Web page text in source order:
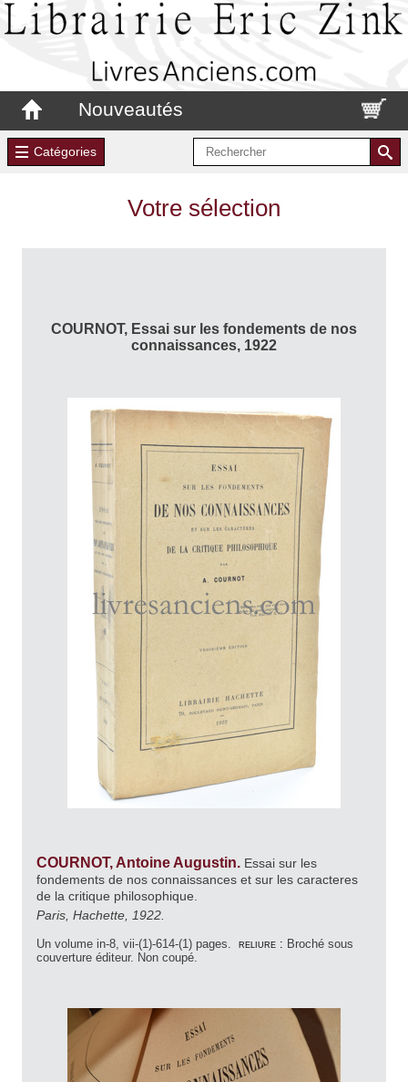
Nouveautés
Catégories
Votre sélection
COURNOT, Essai sur les fondements de nos
connaissances, 1922
COURNOT, Antoine Augustin. Essai sur les
fondements de nos connaissances et sur les caracteres
de la critique philosophique.
Paris, Hachette, 1922.
Un volume in-8, vii-(1)-614-(1) pages. reliure : Broché sous
couverture éditeur. Non coupé.